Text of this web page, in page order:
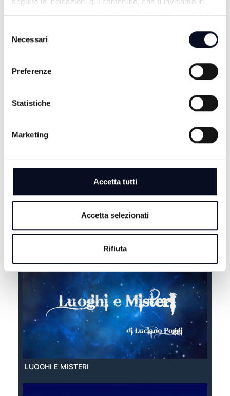
ogni caso a leggere per maggiori informazioni in materia
delNecessari
Preferenze
Statistiche
Marketing
Accetta tutti
Accetta selezionati
Rifiuta
EXTRA ESTATE
LUOGHI E MISTERI